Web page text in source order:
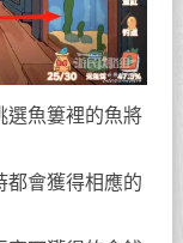
選魚簍裡的魚將
都會獲得相應的